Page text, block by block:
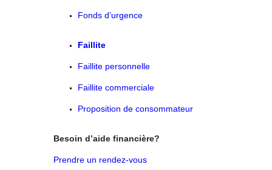
Fonds d’urgence
Faillite
Faillite personnelle
Faillite commerciale
Proposition de consommateur
Besoin d’aide financière?
Prendre un rendez-vous